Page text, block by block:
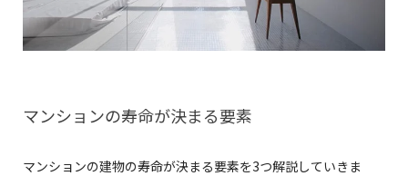
マンションの寿命が決まる要素
マンションの建物の寿命が決まる要素を3つ解説していきま